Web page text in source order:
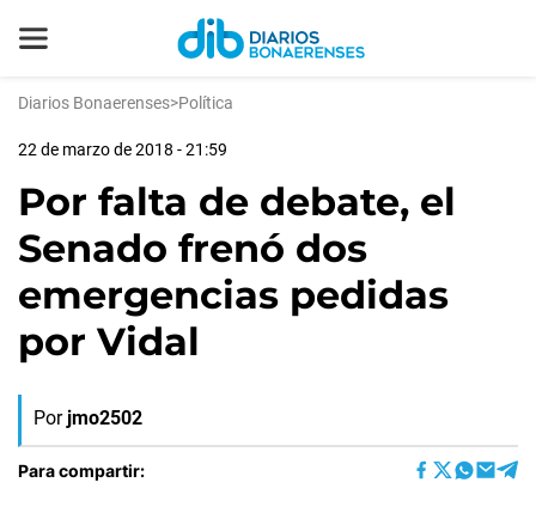
Diarios Bonaerenses>Política
22 de marzo de 2018 - 21:59
Por falta de debate, el
Senado frenó dos
emergencias pedidas
por Vidal
Por jmo2502
Para compartir: